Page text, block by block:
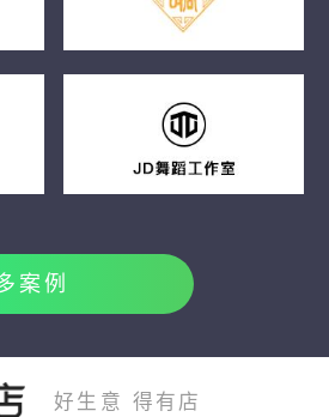
案例
好生意 得有店